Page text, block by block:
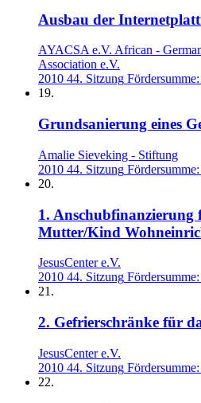
Ausbau der
AYACSA e.V. African -
Association e.V.
2010 44. Sitzung
19.
Grundsanierung eines
Amalie Sieveking - Stiftung
2010 44. Sitzung
20.
1. Anschubfinanzierung
Mutter/Kind
JesusCenter e.V.
2010 44. Sitzung
21.
2. Gefrierschränke für
JesusCenter e.V.
2010 44. Sitzung
22.